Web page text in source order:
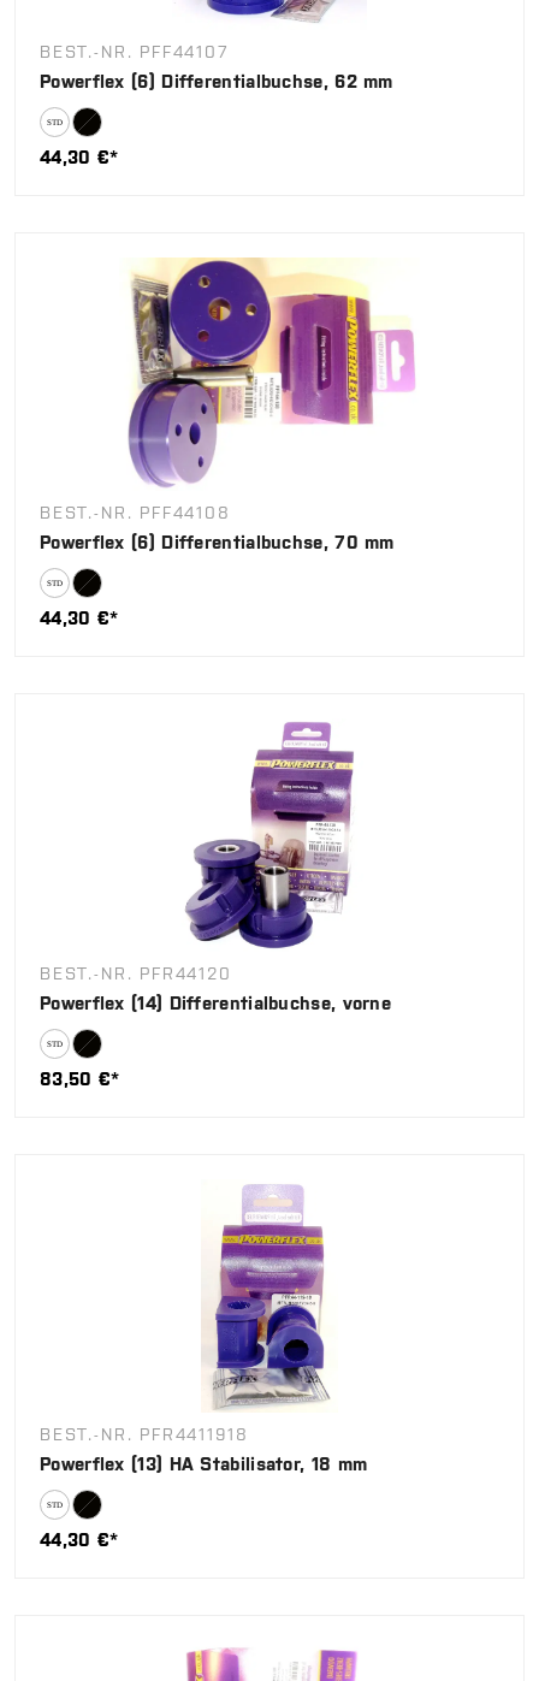
BEST.-NR. PFF44107
Powerflex (6) Differentialbuchse, 62 mm
44,30 €*
BEST.-NR. PFF44108
Powerflex (6) Differentialbuchse, 70 mm
44,30 €*
BEST.-NR. PFR44120
Powerflex (14) Differentialbuchse, vorne
83,50 €*
BEST.-NR. PFR4411918
Powerflex (13) HA Stabilisator, 18 mm
44,30 €*